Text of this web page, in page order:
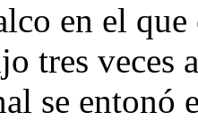
en el
tres veces
se entonó